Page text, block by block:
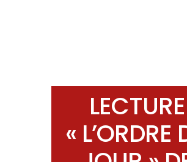
LECTURE
« L’ORDRE